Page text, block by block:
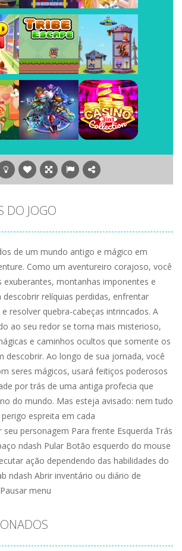
Play Play
Play Play
DO JOGO
de um mundo antigo e mágico em
Como um aventureiro corajoso, você
montanhas imponentes e
descobrir relíquias perdidas, enfrentar
resolver quebra-cabeças intrincados. A
ao seu redor se torna mais misterioso,
e caminhos ocultos que somente os
descobrir. Ao longo de sua jornada, você
seres mágicos, usará feitiços poderosos
por trás de uma antiga profecia que
do mundo. Mas esteja avisado: nem tudo
espreita em cada
seu personagem Para frente Esquerda Trás
ndash Pular Botão esquerdo do mouse
ação dependendo das habilidades do
ndash Abrir inventário ou diário de
menu